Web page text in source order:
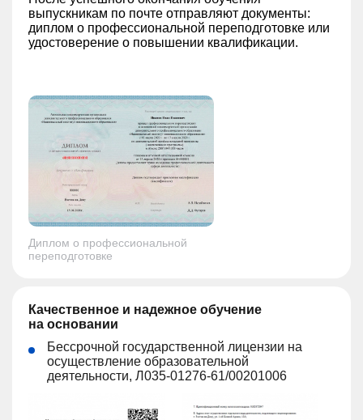
выпускникам по почте отправляют документы:
диплом о профессиональной переподготовке или
удостоверение о повышении квалификации.
Диплом о профессиональной
переподготовке
Качественное и надежное обучение
на основании
Бессрочной государственной лицензии на
осуществление образовательной
деятельности, Л035-01276-61/00201006